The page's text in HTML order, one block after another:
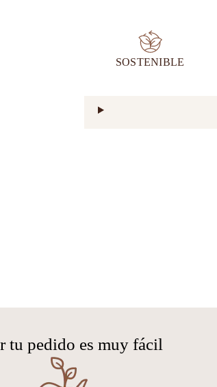
SOSTENIBLE
tu pedido es muy fácil